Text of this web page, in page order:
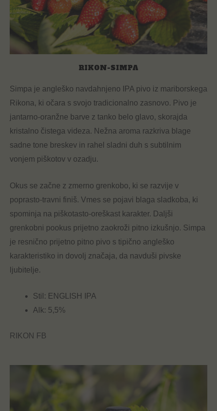
RIKON-SIMPA
Simpa je angleško navdahnjeno IPA pivo iz mariborskega
Rikona, ki očara s svojo tradicionalno zasnovo. Pivo je
jantarno-oranžne barve z tanko belo glavo, skorajda
kristalno čistega videza. Nežna aroma razkriva blage
sadne tone breskev in rahel sladni duh s subtilnim
vonjem piškotov v ozadju.
Okus se začne z zmerno grenkobo, ki se razvije v
poprasto-travni finiš. Vmes se pojavi blaga sladkoba, ki
spominja na piškotasto-oreškast karakter. Daljši
grenkobni pookus prijetno zaokroži pitno izkušnjo. Simpa
je resnično prijetno pitno pivo s tipično angleško
karakteristiko in dovolj značaja, da navduši pivske
ljubitelje.
Stil: ENGLISH IPA
Alk: 5,5%
RIKON FB